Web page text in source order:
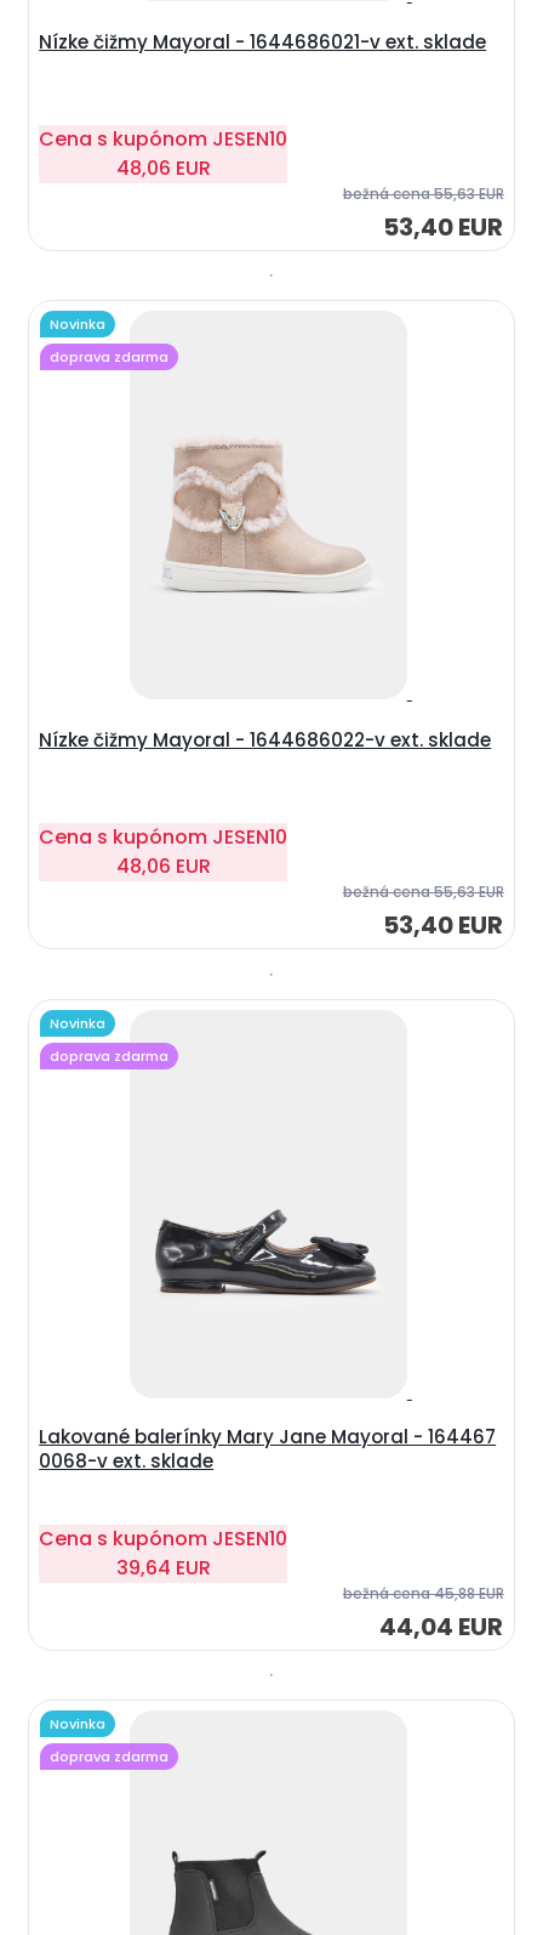
Nízke čižmy Mayoral - 1644686021-v ext. sklade
bežná cena55,63 EUR
53,40 EUR
Cena s kupónom JESEN10
48,06 EUR
Nízke čižmy Mayoral - 1644686022-v ext. sklade
bežná cena55,63 EUR
53,40 EUR
Cena s kupónom JESEN10
48,06 EUR
Novinka
doprava zdarma
Lakované balerínky Mary Jane Mayoral - 164467
0068-v ext. sklade
bežná cena45,88 EUR
44,04 EUR
Cena s kupónom JESEN10
39,64 EUR
Novinka
doprava zdarma
Novinka
doprava zdarma